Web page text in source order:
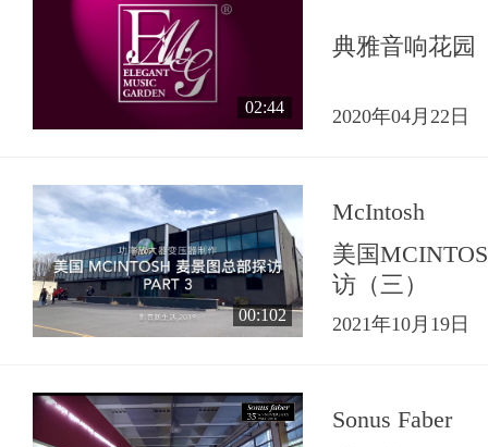
02:44
典雅音响花园
2020年04月22日
00:102
McIntosh
美国
访（三）
2021年10月19日
Sonus Faber